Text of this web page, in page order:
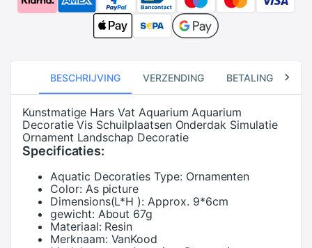
BESCHRIJVING VERZENDING BETALING
Kunstmatige Hars Vat Aquarium Aquarium
Decoratie Vis Schuilplaatsen Onderdak Simulatie
Ornament Landschap Decoratie
Specificaties:
Aquatic Decoraties Type: Ornamenten
Color: As picture
Dimensions(L*H ): Approx. 9*6cm
gewicht: About 67g
Materiaal: Resin
Merknaam: VanKood